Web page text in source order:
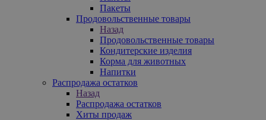
Пакеты
Продовольственные товары
Назад
Продовольственные товары
Кондитерские изделия
Корма для животных
Напитки
Распродажа остатков
Назад
Распродажа остатков
Хиты продаж